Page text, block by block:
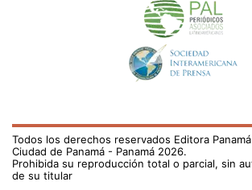
Todos los derechos reservados Editora
Ciudad de Panamá - Panamá 2026.
Prohibida su reproducción total o parcial, sin
de su titular